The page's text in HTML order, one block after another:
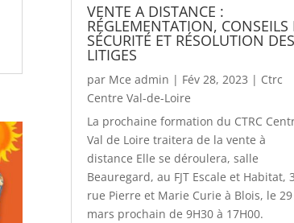
VENTE A DISTANCE :
RÉGLEMENTATION, CONSEILS
SÉCURITÉ ET RÉSOLUTION DES
LITIGES
par Mce admin | Fév 28, 2023 | Ctrc
Centre Val-de-Loire
La prochaine formation du CTRC
Val de Loire traitera de la vente à
distance Elle se déroulera, salle
Beauregard, au FJT Escale et Habitat,
rue Pierre et Marie Curie à Blois, le 29
mars prochain de 9H30 à 17H00.